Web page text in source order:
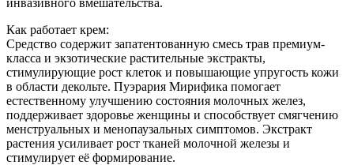
Как работает крем:
Средство содержит запатентованную смесь трав премиум-
класса и экзотические растительные экстракты,
стимулирующие рост клеток и повышающие упругость кожи
в области декольте. Пуэрария Мирифика помогает
естественному улучшению состояния молочных желез,
поддерживает здоровье женщины и способствует смягчению
менструальных и менопаузальных симптомов. Экстракт
растения усиливает рост тканей молочной железы и
стимулирует её формирование.